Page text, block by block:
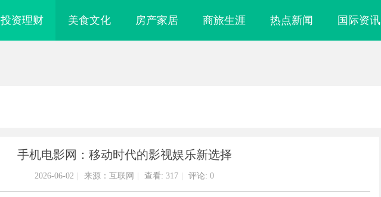
投资理财 美食文化 房产家居 商旅生涯 热点新闻 国际资讯
手机电影网：移动时代的影视娱乐新选择
2026-06-02 来源：互联网 查看: 317 评论: 0